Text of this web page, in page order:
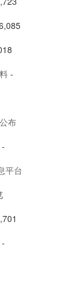
-
布
-
平台
-